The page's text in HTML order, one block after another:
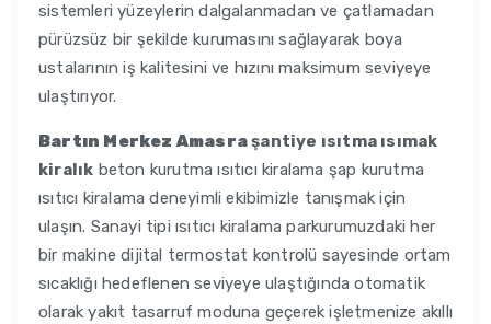
sistemleri yüzeylerin dalgalanmadan ve çatlamadan
pürüzsüz bir şekilde kurumasını sağlayarak boya
ustalarının iş kalitesini ve hızını maksimum seviyeye
ulaştırıyor.
Bartın Merkez Amasraşantiye ısıtma ısımak
kiralık beton kurutma ısıtıcı kiralama şap kurutma
ısıtıcı kiralama deneyimli ekibimizle tanışmak için
ulaşın. Sanayi tipi ısıtıcı kiralama parkurumuzdaki her
bir makine dijital termostat kontrolü sayesinde ortam
sıcaklığı hedeflenen seviyeye ulaştığında otomatik
olarak yakıt tasarruf moduna geçerek işletmenize akıllı